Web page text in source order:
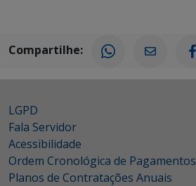
Compartilhe:
LGPD
Fala Servidor
Acessibilidade
Ordem Cronológica de Pagamentos
Planos de Contratações Anuais